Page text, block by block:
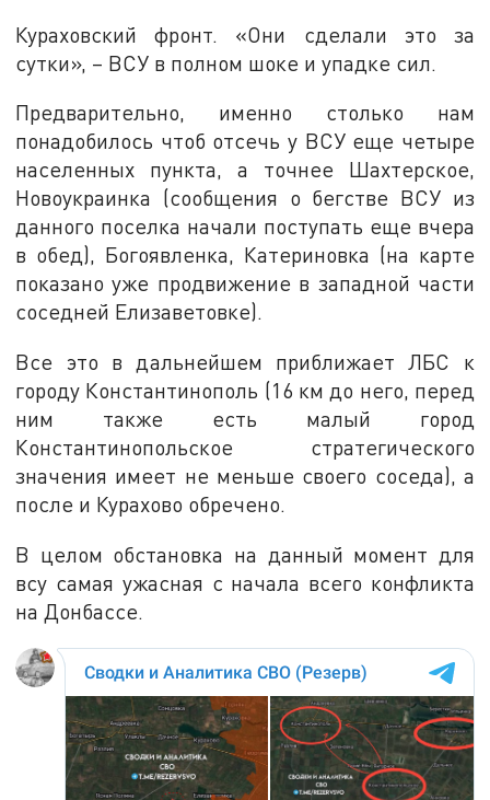
Кураховский фронт. «Они сделали это за
сутки», – ВСУ в полном шоке и упадке сил.
Предварительно, именно столько нам
понадобилось чтоб отсечь у ВСУ еще четыре
населенных пункта, а точнее Шахтерское,
Новоукраинка (сообщения о бегстве ВСУ из
данного поселка начали поступать еще вчера
в обед), Богоявленка, Катериновка (на карте
показано уже продвижение в западной части
соседней Елизаветовке).
Все это в дальнейшем приближает ЛБС к
городу Константинополь (16 км до него, перед
ним также есть малый город
Константинопольское стратегического
значения имеет не меньше своего соседа), а
после и Курахово обречено.
В целом обстановка на данный момент для
всу самая ужасная с начала всего конфликта
на Донбассе.